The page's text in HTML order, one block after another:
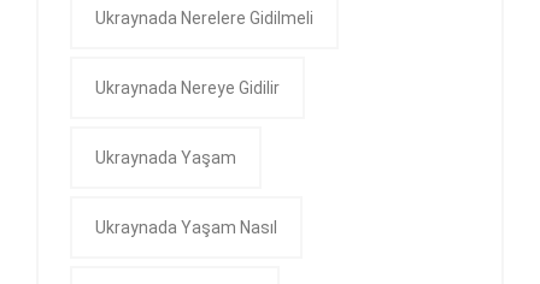
Ukraynada Nerelere Gidilmeli
Ukraynada Nereye Gidilir
Ukraynada Yaşam
Ukraynada Yaşam Nasıl